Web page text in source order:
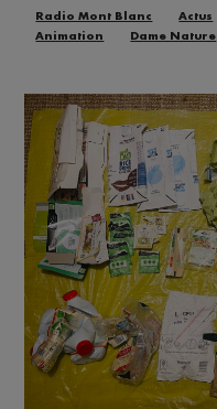
Radio Mont Blanc Actus
Animation
Dame Nature